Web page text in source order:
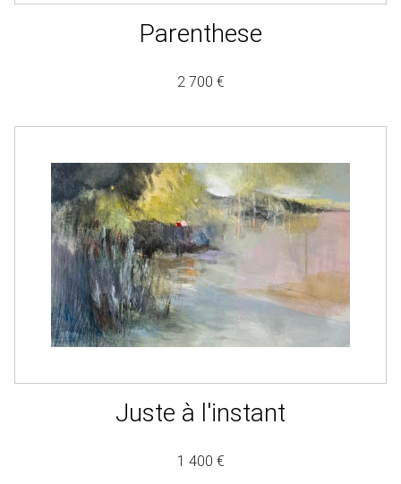
Parenthese
2 700 €
Juste à l'instant
1 400 €